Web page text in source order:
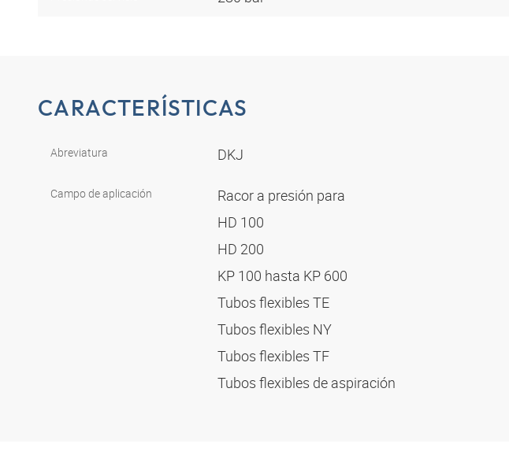
CARACTERÍSTICAS
Abreviatura DKJ
Campo de aplicación
Racor a presión para
HD 100
HD 200
KP 100 hasta KP 600
Tubos flexibles TE
Tubos flexibles NY
Tubos flexibles TF
Tubos flexibles de aspiración